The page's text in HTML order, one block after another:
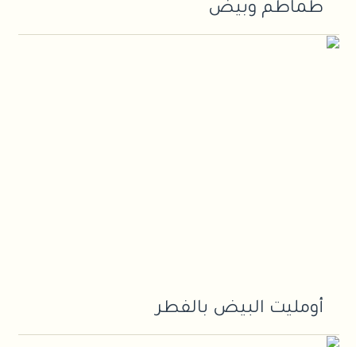
طماطم وبيض
أومليت البيض بالفطر